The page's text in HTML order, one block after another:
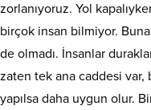
zorlanıyoruz. Yol
birçok insan bilmiyor.
de olmadı. İnsanlar
zaten tek ana caddesi
yapılsa daha uygun olur.